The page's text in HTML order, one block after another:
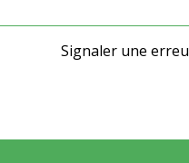
Signaler une